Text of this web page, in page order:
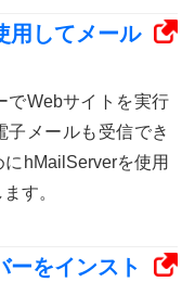
してメール
でWebサイトを実行
子メールも受信でき
hMailServerを使用
す。
をインスト